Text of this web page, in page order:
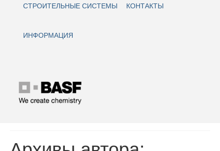
СТРОИТЕЛЬНЫЕ СИСТЕМЫ КОНТАКТЫ
ИНФОРМАЦИЯ